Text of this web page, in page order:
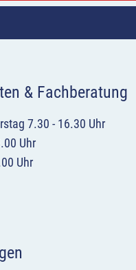
& Fachberatung
7.30 - 16.30 Uhr
Uhr
Uhr